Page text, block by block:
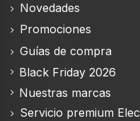
Color de la puerta
Negro
Material de la puerta
Vidrio
Sonido desactivado
Novedades
Promociones
Guías de compra
Black Friday 2026
Nuestras marcas
Servicio premium